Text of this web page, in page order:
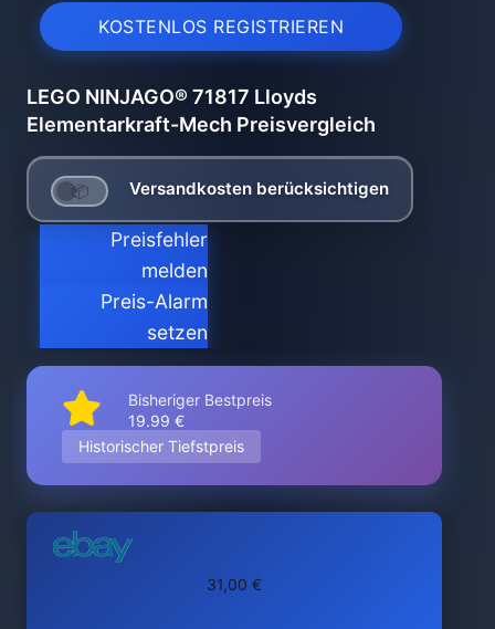
KOSTENLOS REGISTRIEREN
LEGO NINJAGO® 71817 Lloyds
Elementarkraft-Mech Preisvergleich
Versandkosten berücksichtigen
Preisfehler
melden
Preis-Alarm
setzen
Bisheriger Bestpreis
19.99 €
Historischer Tiefstpreis
31,00 €